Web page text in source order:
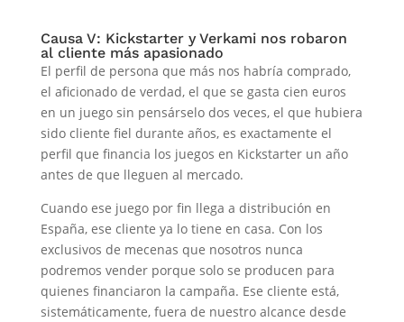
Causa V: Kickstarter y Verkami nos robaron
al cliente más apasionado
El perfil de persona que más nos habría comprado,
el aficionado de verdad, el que se gasta cien euros
en un juego sin pensárselo dos veces, el que hubiera
sido cliente fiel durante años, es exactamente el
perfil que financia los juegos en Kickstarter un año
antes de que lleguen al mercado.
Cuando ese juego por fin llega a distribución en
España, ese cliente ya lo tiene en casa. Con los
exclusivos de mecenas que nosotros nunca
podremos vender porque solo se producen para
quienes financiaron la campaña. Ese cliente está,
sistemáticamente, fuera de nuestro alcance desde